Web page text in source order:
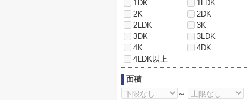
1DK
1LDK
2K
2DK
2LDK
3K
3DK
3LDK
4K
4DK
4LDK以上
面積
～